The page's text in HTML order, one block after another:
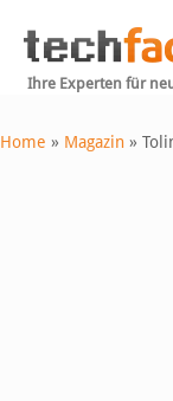
Ihre Experten für
Home » Magazin »